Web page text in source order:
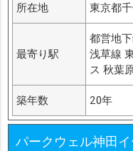
所在地 東京都
最寄り駅
都営地
浅草線
ス 秋葉
築年数 20年
パークウェル神田